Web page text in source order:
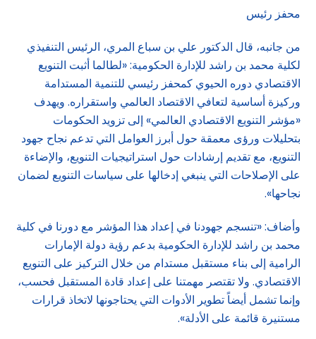
محفز رئيس
من جانبه، قال الدكتور علي بن سباع المري، الرئيس التنفيذي
لكلية محمد بن راشد للإدارة الحكومية: «لطالما أثبت التنويع
الاقتصادي دوره الحيوي كمحفز رئيسي للتنمية المستدامة
وركيزة أساسية لتعافي الاقتصاد العالمي واستقراره. ويهدف
«مؤشر التنويع الاقتصادي العالمي» إلى تزويد الحكومات
بتحليلات ورؤى معمقة حول أبرز العوامل التي تدعم نجاح جهود
التنويع، مع تقديم إرشادات حول استراتيجيات التنويع، والإضاءة
على الإصلاحات التي ينبغي إدخالها على سياسات التنويع لضمان
نجاحها».
وأضاف: «تنسجم جهودنا في إعداد هذا المؤشر مع دورنا في كلية
محمد بن راشد للإدارة الحكومية بدعم رؤية دولة الإمارات
الرامية إلى بناء مستقبل مستدام من خلال التركيز على التنويع
الاقتصادي. ولا تقتصر مهمتنا على إعداد قادة المستقبل فحسب،
وإنما تشمل أيضاً تطوير الأدوات التي يحتاجونها لاتخاذ قرارات
مستنيرة قائمة على الأدلة».